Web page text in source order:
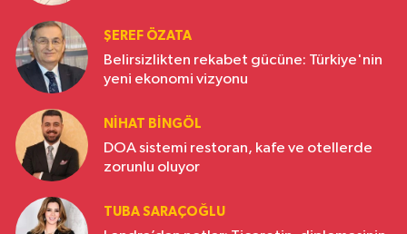
ŞEREF ÖZATA
Belirsizlikten rekabet gücüne: Türkiye'nin
yeni ekonomi vizyonu
NIHAT BINGÖL
DOA sistemi restoran, kafe ve otellerde
zorunlu oluyor
TUBA SARAÇOĞLU